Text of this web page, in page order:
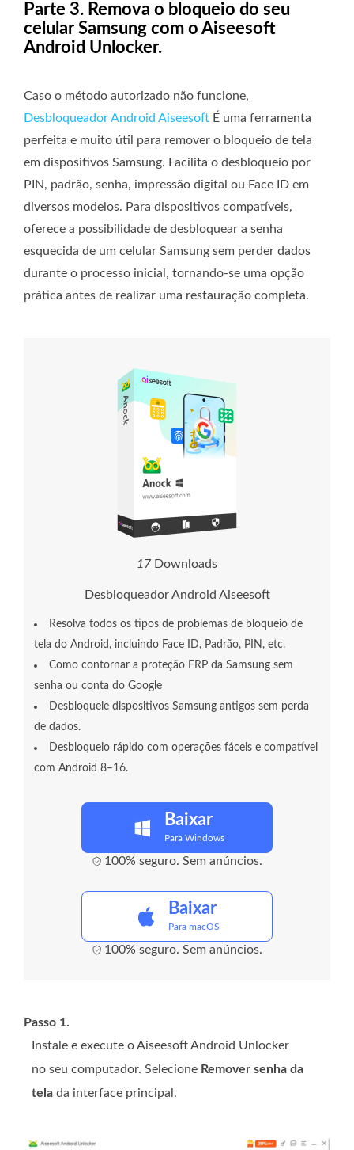
Parte 3. Remova o bloqueio do seu
celular Samsung com o Aiseesoft
Android Unlocker.
Caso o método autorizado não funcione,
Desbloqueador Android Aiseesoft É uma ferramenta
perfeita e muito útil para remover o bloqueio de tela
em dispositivos Samsung. Facilita o desbloqueio por
PIN, padrão, senha, impressão digital ou Face ID em
diversos modelos. Para dispositivos compatíveis,
oferece a possibilidade de desbloquear a senha
esquecida de um celular Samsung sem perder dados
durante o processo inicial, tornando-se uma opção
prática antes de realizar uma restauração completa.
20 Downloads
Desbloqueador Android Aiseesoft
Resolva todos os tipos de problemas de bloqueio de
tela do Android, incluindo Face ID, Padrão, PIN, etc.
Como contornar a proteção FRP da Samsung sem
senha ou conta do Google
Desbloqueie dispositivos Samsung antigos sem perda
de dados.
Desbloqueio rápido com operações fáceis e compatível
com Android 8–16.
Baixar
Para Windows
100% seguro. Sem anúncios.
Baixar
Para macOS
100% seguro. Sem anúncios.
Passo 1.
Instale e execute o Aiseesoft Android Unlocker
no seu computador. Selecione Remover senha da
tela da interface principal.